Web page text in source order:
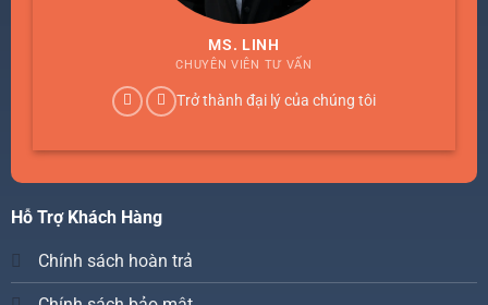
MS. LINH
CHUYÊN VIÊN TƯ VẤN
Trở thành đại lý của chúng tôi
Hỗ Trợ Khách Hàng
Chính sách hoàn trả